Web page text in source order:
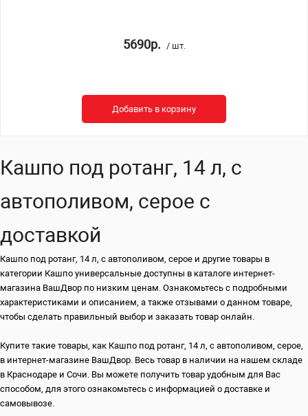
5690р. / шт.
Добавить в корзину
Кашпо под ротанг, 14 л, с
автополивом, серое с
доставкой
Кашпо под ротанг, 14 л, с автополивом, серое и другие товары в
категории Кашпо универсальные доступны в каталоге интернет-
магазина ВашДвор по низким ценам. Ознакомьтесь с подробными
характеристиками и описанием, а также отзывами о данном товаре,
чтобы сделать правильный выбор и заказать товар онлайн.
Купите такие товары, как Кашпо под ротанг, 14 л, с автополивом, серое,
в интернет-магазине ВашДвор. Весь товар в наличии на нашем складе
в Краснодаре и Сочи. Вы можете получить товар удобным для Вас
способом, для этого ознакомьтесь с информацией о доставке и
самовывозе.